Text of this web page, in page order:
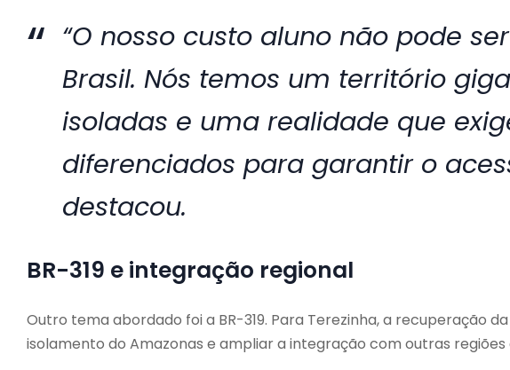
“O nosso custo aluno não pode
Brasil. Nós temos um território
isoladas e uma realidade que
diferenciados para garantir o
destacou.
BR-319 e integração regional
Outro tema abordado foi a BR-319. Para Terezinha, a recuperação
isolamento do Amazonas e ampliar a integração com outras regiões